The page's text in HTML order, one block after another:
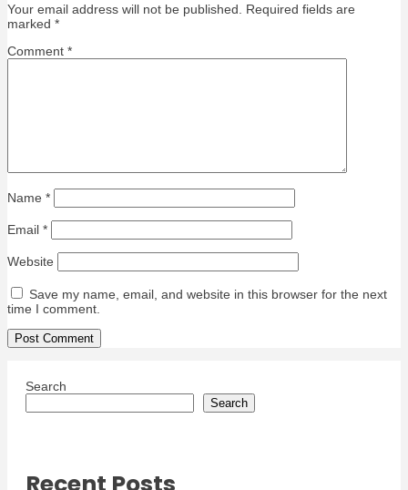
Your email address will not be published.
Required fields are
marked *
Comment *
Name *
Email *
Website
Save my name, email, and website in this browser for the next
time I comment.
Search
Search